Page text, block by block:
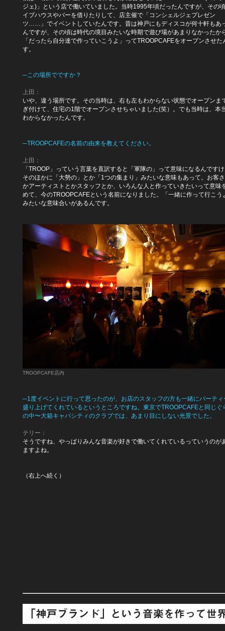
ジェ)」という店で働いていました。当時1995年頃だったんですが、その
イブハウスやバーを借りたりして、店主催で「コンシェルジェプレゼン
ツ……」でイベントしていたんです。昔は神戸にもディスコが何十軒もあ
んですが、その頃は時代の境目みたいな時期で遊び場があまりなかったか
「だったら自分達で作っていこうよ」ってTROOPCAFEをオープンさせた
す。
─この場所でですか？
上田：
いや、違う場所です。その当時は、右も左もわからない状態でオープンま
ぎ付けて、住宅の1階でオープンさせちゃいました(笑）。でも当時は、本
わからなかったんです。
─TROOPCAFEの名前の由来を教えてください。
上田：
「TROOP」っていう言葉を直訳すると「軍隊の」って意味になるんです
そのほかに「大勢の」とか「1つの集まり」みたいな意味もあって。お客
かアーティストとかスタッフとか、いろんな人と作っていきたいって意味
めて、今のTROOPCAFEという名前になりました。「一緒に作って行こう
みたいな意味合いがあるんです。
TROOPCAFE店内
─1度イベントに行って思ったのが、お店のスタッフの方も一緒にパーティ
盛り上げてくれているというところですね。東京でTROOPCAFEと同じぐ
の中〜大箱キャパシティのクラブでは、あまり目にしない光景でした。
テリー：
そうですね、やっぱりみんな音楽が好きで働いてくれているっていうのが
ますよね。
（右上へ続く）